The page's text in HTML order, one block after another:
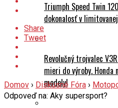
Triumph Speed Twin
dokonalosť v
Revolučný trojvalec
mieri do výroby.
modely!
Share
Tweet
Domov › Diskusné Fóra ›
Odpoveď na: Aky supersport?